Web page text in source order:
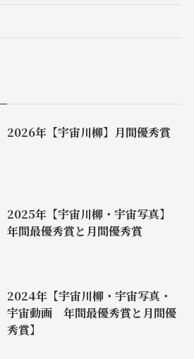
2026年【宇宙川柳】月間優秀賞
2025年【宇宙川柳・宇宙写真】
年間最優秀賞と月間優秀賞
2024年【宇宙川柳・宇宙写真・
宇宙動画 年間最優秀賞と月間優
秀賞】